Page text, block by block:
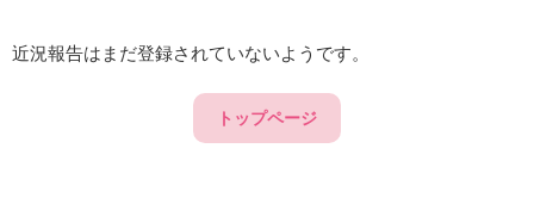
近況報告はまだ登録されていないようです。
トップページ